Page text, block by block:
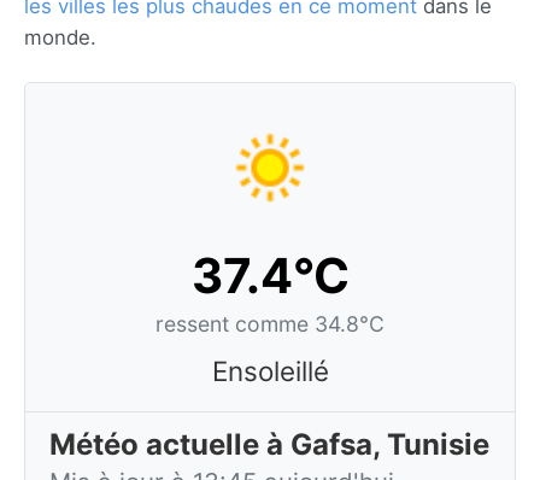
les villes les plus chaudes en ce moment dans le
monde.
37.4°C
ressent comme 34.8°C
Ensoleillé
Météo actuelle à Gafsa, Tunisie